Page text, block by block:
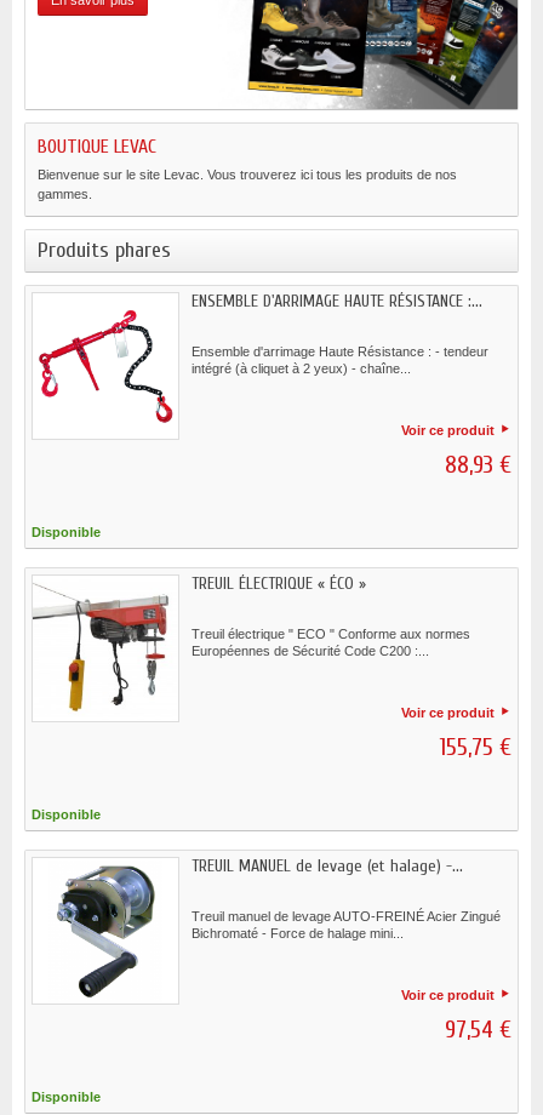
BOUTIQUE LEVAC
Bienvenue sur le site Levac. Vous trouverez ici tous les produits de nos
gammes.
Produits phares
ENSEMBLE D'ARRIMAGE HAUTE RÉSISTANCE :...
Ensemble d'arrimage Haute Résistance : - tendeur
intégré (à cliquet à 2 yeux) - chaîne...
Voir ce produit
88,93 €
Disponible
TREUIL ÉLECTRIQUE « ÉCO »
Treuil électrique " ECO " Conforme aux normes
Européennes de Sécurité Code C200 :...
Voir ce produit
155,75 €
Disponible
TREUIL MANUEL de levage (et halage) -...
Treuil manuel de levage AUTO-FREINÉ Acier Zingué
Bichromaté - Force de halage mini...
Voir ce produit
97,54 €
Disponible